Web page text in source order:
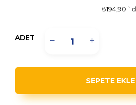
₺194,90
ADET